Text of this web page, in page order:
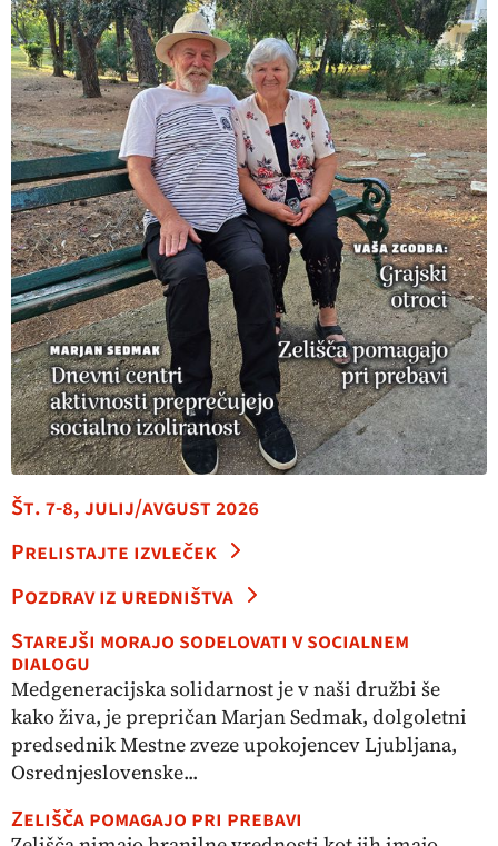
Št. 7-8, julij/avgust 2026
Prelistajte izvleček
Pozdrav iz uredništva
Starejši morajo sodelovati v socialnem
dialogu
Medgeneracijska solidarnost je v naši družbi še
kako živa, je prepričan Marjan Sedmak, dolgoletni
predsednik Mestne zveze upokojencev Ljubljana,
Osrednjeslovenske...
Zelišča pomagajo pri prebavi